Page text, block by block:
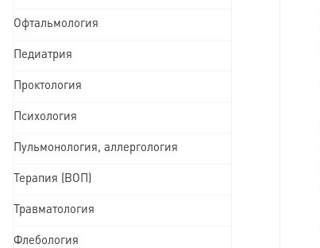
Офтальмология
Педиатрия
Проктология
Психология
Пульмонология, аллергология
Терапия (ВОП)
Травматология
Флебология